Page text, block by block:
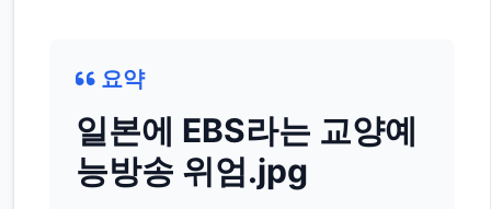
요약
일본에 EBS라는 교양예
능방송 위엄.jpg